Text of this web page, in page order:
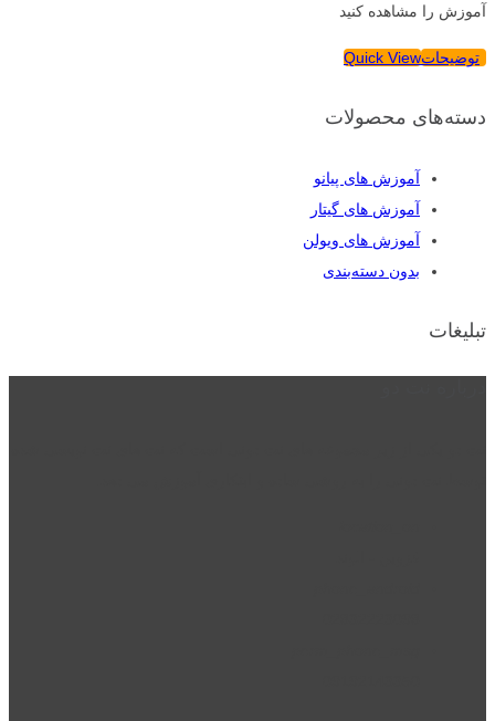
آموزش را مشاهده کنید
توضیحاتQuick View
دسته‌های محصولات
آموزش های پیانو
آموزش های گیتار
آموزش های ویولن
بدون دسته‌بندی
تبلیغات